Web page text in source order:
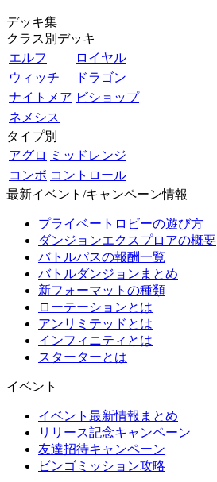
デッキ集
クラス別デッキ
エルフ
ロイヤル
ウィッチ
ドラゴン
ナイトメア ビショップ
ネメシス
タイプ別
アグロ
ミッドレンジ
コンボ コントロール
最新イベント/キャンペーン情報
プライベートロビーの遊び方
ダンジョンエクスプロアの概要
バトルパスの報酬一覧
バトルダンジョンまとめ
新フォーマットの種類
ローテーションとは
アンリミテッドとは
インフィニティとは
スターターとは
イベント
イベント最新情報まとめ
リリース記念キャンペーン
友達招待キャンペーン
ビンゴミッション攻略